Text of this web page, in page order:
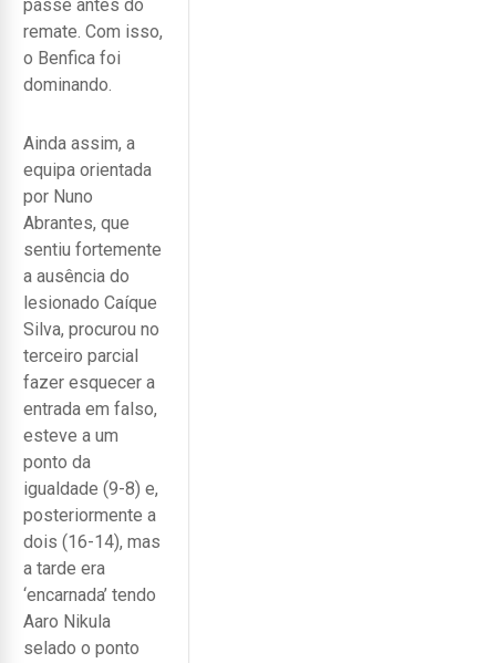
passe antes do
remate. Com isso,
o Benfica foi
dominando.
Ainda assim, a
equipa orientada
por Nuno
Abrantes, que
sentiu fortemente
a ausência do
lesionado Caíque
Silva, procurou no
terceiro parcial
fazer esquecer a
entrada em falso,
esteve a um
ponto da
igualdade (9-8) e,
posteriormente a
dois (16-14), mas
a tarde era
‘encarnada’ tendo
Aaro Nikula
selado o ponto